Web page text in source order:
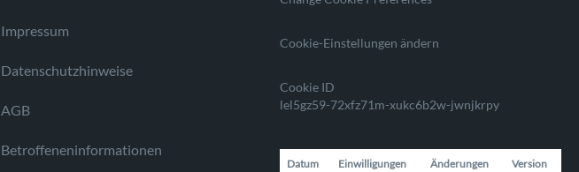
Impressum
Datenschutzhinweise
AGB
Betroffeneninformationen
Cookie-Einstellungen ändern
Cookie ID
lel5gz59-72xfz71m-xukc6b2w-jwnjkrpy
Datum Einwilligungen Änderungen Version